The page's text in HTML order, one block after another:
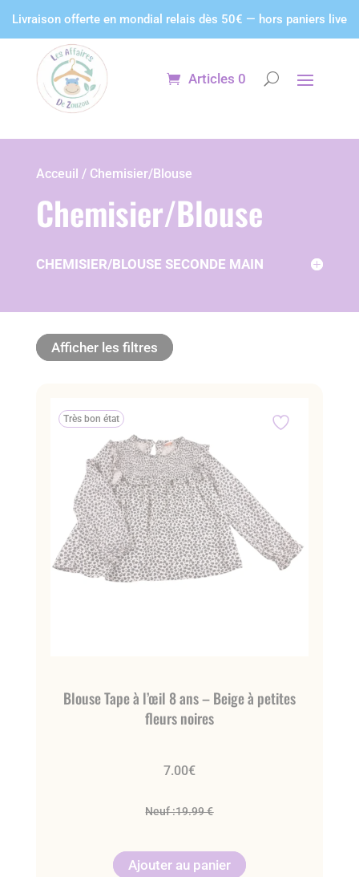
Livraison offerte en mondial relais dès 50€ — hors paniers live
Articles 0
Acceuil / Chemisier/Blouse
Chemisier/Blouse
CHEMISIER/BLOUSE SECONDE MAIN
Afficher les filtres
Très bon état
Blouse Tape à l’œil 8 ans – Beige à petites
fleurs noires
7.00€
Neuf :19.99 €
Ajouter au panier
Panneau de gestion des cookies